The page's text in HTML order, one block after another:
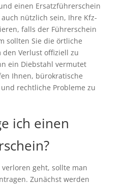
einen Ersatzführerschein
nützlich sein, Ihre Kfz-
falls der Führerschein
sollten Sie die örtliche
den Verlust offiziell zu
ein Diebstahl vermutet
Ihnen, bürokratische
rechtliche Probleme zu
ich einen
geht, sollte man
Zunächst werden